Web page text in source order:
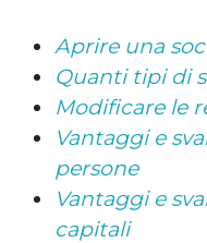
Aprire una
Quanti tipi di
Modificare le
Vantaggi e
persone
Vantaggi e
capitali